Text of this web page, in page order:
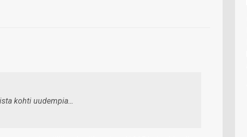
kohti uudempia…